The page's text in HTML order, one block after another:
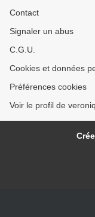
Contact
Signaler un abus
C.G.U.
Cookies et données
Préférences cookies
Voir le profil de